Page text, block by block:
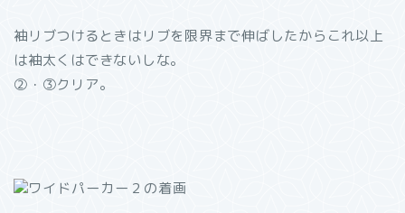
袖リブつけるときはリブを限界まで伸ばしたからこれ以上
は袖太くはできないしな。
②・③クリア。